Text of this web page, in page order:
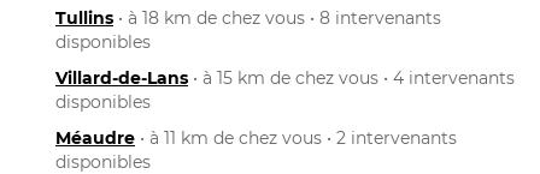
Tullins • à 18 km de chez vous • 8 intervenants
disponibles
Villard-de-Lans • à 15 km de chez vous • 4 intervenants
disponibles
Méaudre • à 11 km de chez vous • 2 intervenants
disponibles